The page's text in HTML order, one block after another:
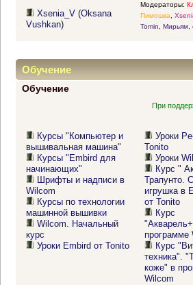
Xsenia_V (Oksana
Vushkan)
Модераторы:
Пимошка,
Tomin, Мирьям,
Обучение
Обучение
При
Курсы "Компьютер и
вышивальная машина"
Курсы "Embird для
начинающих"
Шрифты и надписи в
Wilcom
Курсы по технологии
машинной вышивки
Wilcom. Начальный
курс
Уроки Embird от Tonito
Уроки
Tonito
Уроки
Курс "
Трапунто.
игрушка в
от Tonito
Курс
программе
Курс
техника".
коже" в
Wilcom